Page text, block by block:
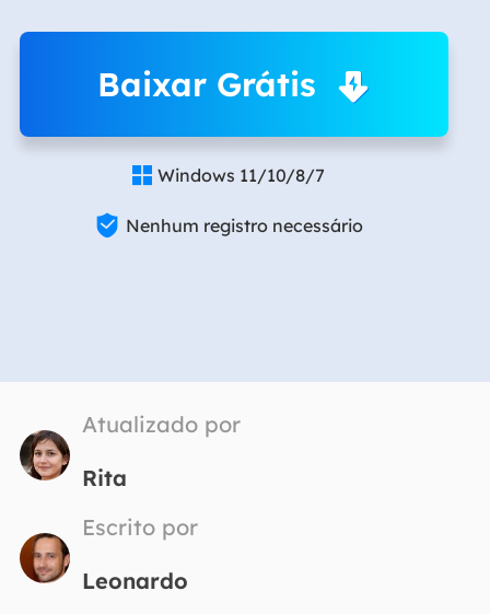
Baixar Grátis
 Windows 11/10/8/7
 Nenhum registro necessário
Atualizado por
Rita
Escrito por
Leonardo